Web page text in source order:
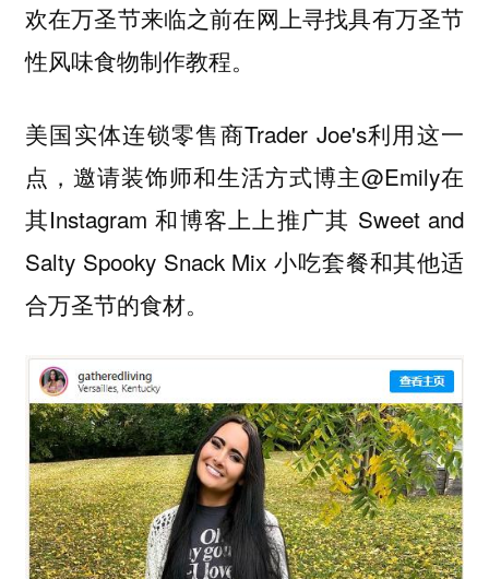
欢在万圣节来临之前在网上寻找具有万圣节
性风味食物制作教程。
美国实体连锁零售商Trader Joe's利用这一
点，邀请装饰师和生活方式博主@Emily在
其Instagram 和博客上上推广其 Sweet and
Salty Spooky Snack Mix 小吃套餐和其他适
合万圣节的食材。